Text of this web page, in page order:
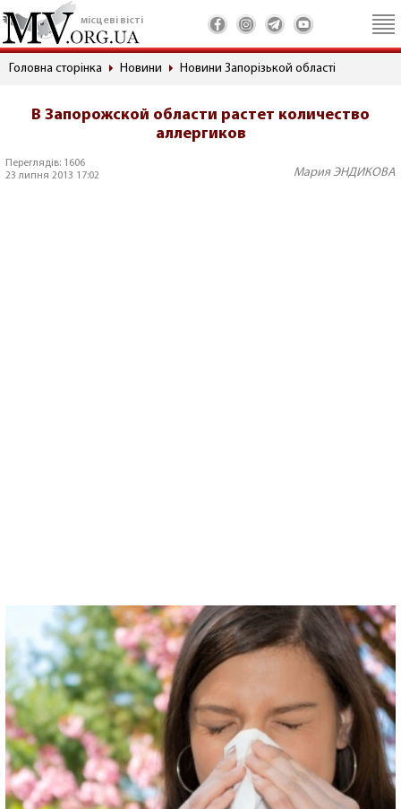
місцеві вісті
Головна сторінка Новини Новини Запорізькой області
В Запорожской области растет количество
аллергиков
Переглядів: 1606
23 липня 2013 17:02
Мария ЭНДИКОВА